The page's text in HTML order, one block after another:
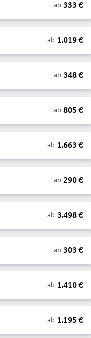
ab 333 €
ab 1.019€
ab 348€
ab 805 €
ab 1.663 €
ab 290€
ab 3.498€
ab 303 €
ab 1.410€
ab 1.195 €